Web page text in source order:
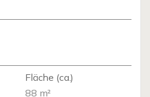
Fläche (ca.)
88 m²